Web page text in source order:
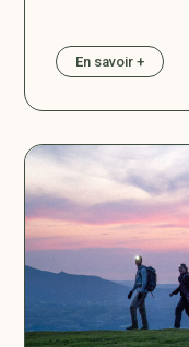
En savoir +